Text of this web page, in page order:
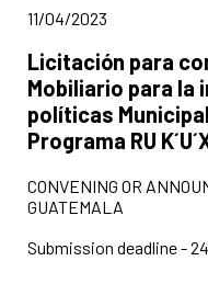
Date of publication of
11/04/2023
Title of the
Licitación para
Mobiliario para la
políticas
Programa RU
CONVENING OR
GUATEMALA
Submission deadline -